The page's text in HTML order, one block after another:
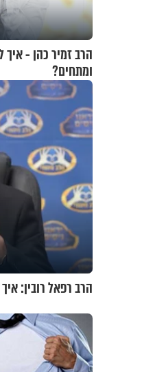
הרב זמיר כהן -
ומתחים?
הרב רפאל רובין: